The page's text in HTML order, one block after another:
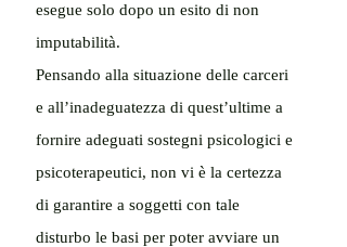
esegue solo dopo un esito di non
imputabilità.
Pensando alla situazione delle carceri
e all’inadeguatezza di quest’ultime a
fornire adeguati sostegni psicologici e
psicoterapeutici, non vi è la certezza
di garantire a soggetti con tale
disturbo le basi per poter avviare un